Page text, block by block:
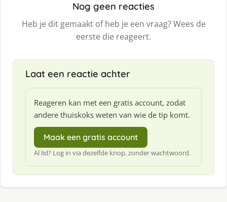
Nog geen reacties
Heb je dit gemaakt of heb je een vraag? Wees de
eerste die reageert.
Laat een reactie achter
Reageren kan met een gratis account, zodat
andere thuiskoks weten van wie de tip komt.
Maak een gratis account
Al lid? Log in via dezelfde knop, zonder wachtwoord.